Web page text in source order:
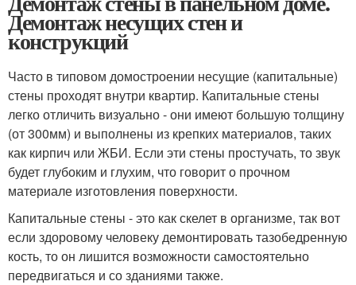
Демонтаж несущих стен и
конструкций
Часто в типовом домостроении несущие (капитальные)
стены проходят внутри квартир. Капитальные стены
легко отличить визуально - они имеют большую толщину
(от 300мм) и выполнены из крепких материалов, таких
как кирпич или ЖБИ. Если эти стены простучать, то звук
будет глубоким и глухим, что говорит о прочном
материале изготовления поверхности.
Капитальные стены - это как скелет в организме, так вот
если здоровому человеку демонтировать тазобедренную
кость, то он лишится возможности самостоятельно
передвигаться и со зданиями также.